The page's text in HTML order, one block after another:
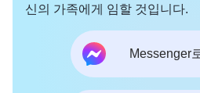
신의 가족에게 임할 것입니다.
Messenger